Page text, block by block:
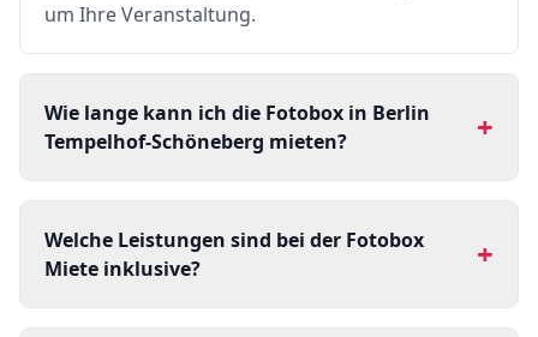
um Ihre Veranstaltung.
Wie lange kann ich die Fotobox in Berlin
Tempelhof-Schöneberg mieten?
+
Welche Leistungen sind bei der Fotobox
Miete inklusive?
+